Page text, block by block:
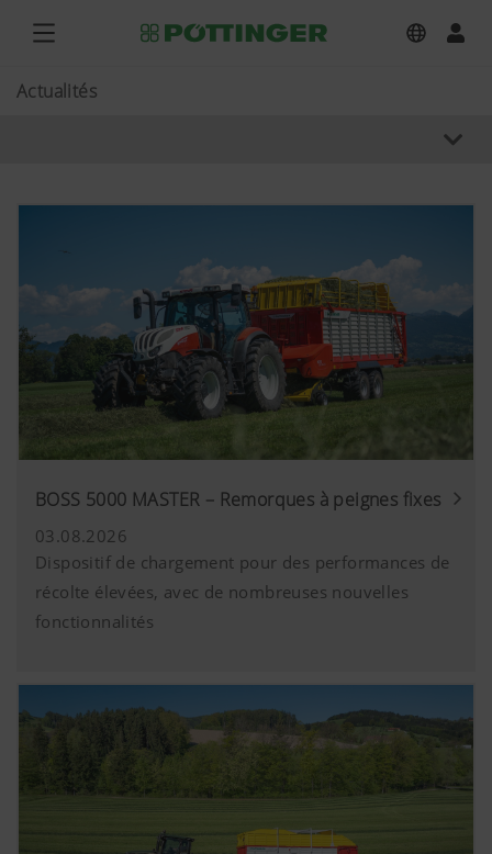
Actualités
BOSS 5000 MASTER – Remorques à peignes fixes
03.08.2026
Dispositif de chargement pour des performances de
récolte élevées, avec de nombreuses nouvelles
fonctionnalités